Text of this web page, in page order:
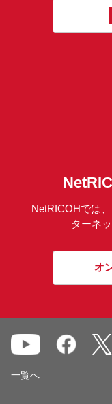
NetRICOHでは
ターネ
オ
一覧へ